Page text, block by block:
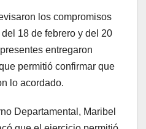
los compromisos
18 de febrero y del 20
entregaron
permitió confirmar que
lo acordado.
Departamental, Maribel